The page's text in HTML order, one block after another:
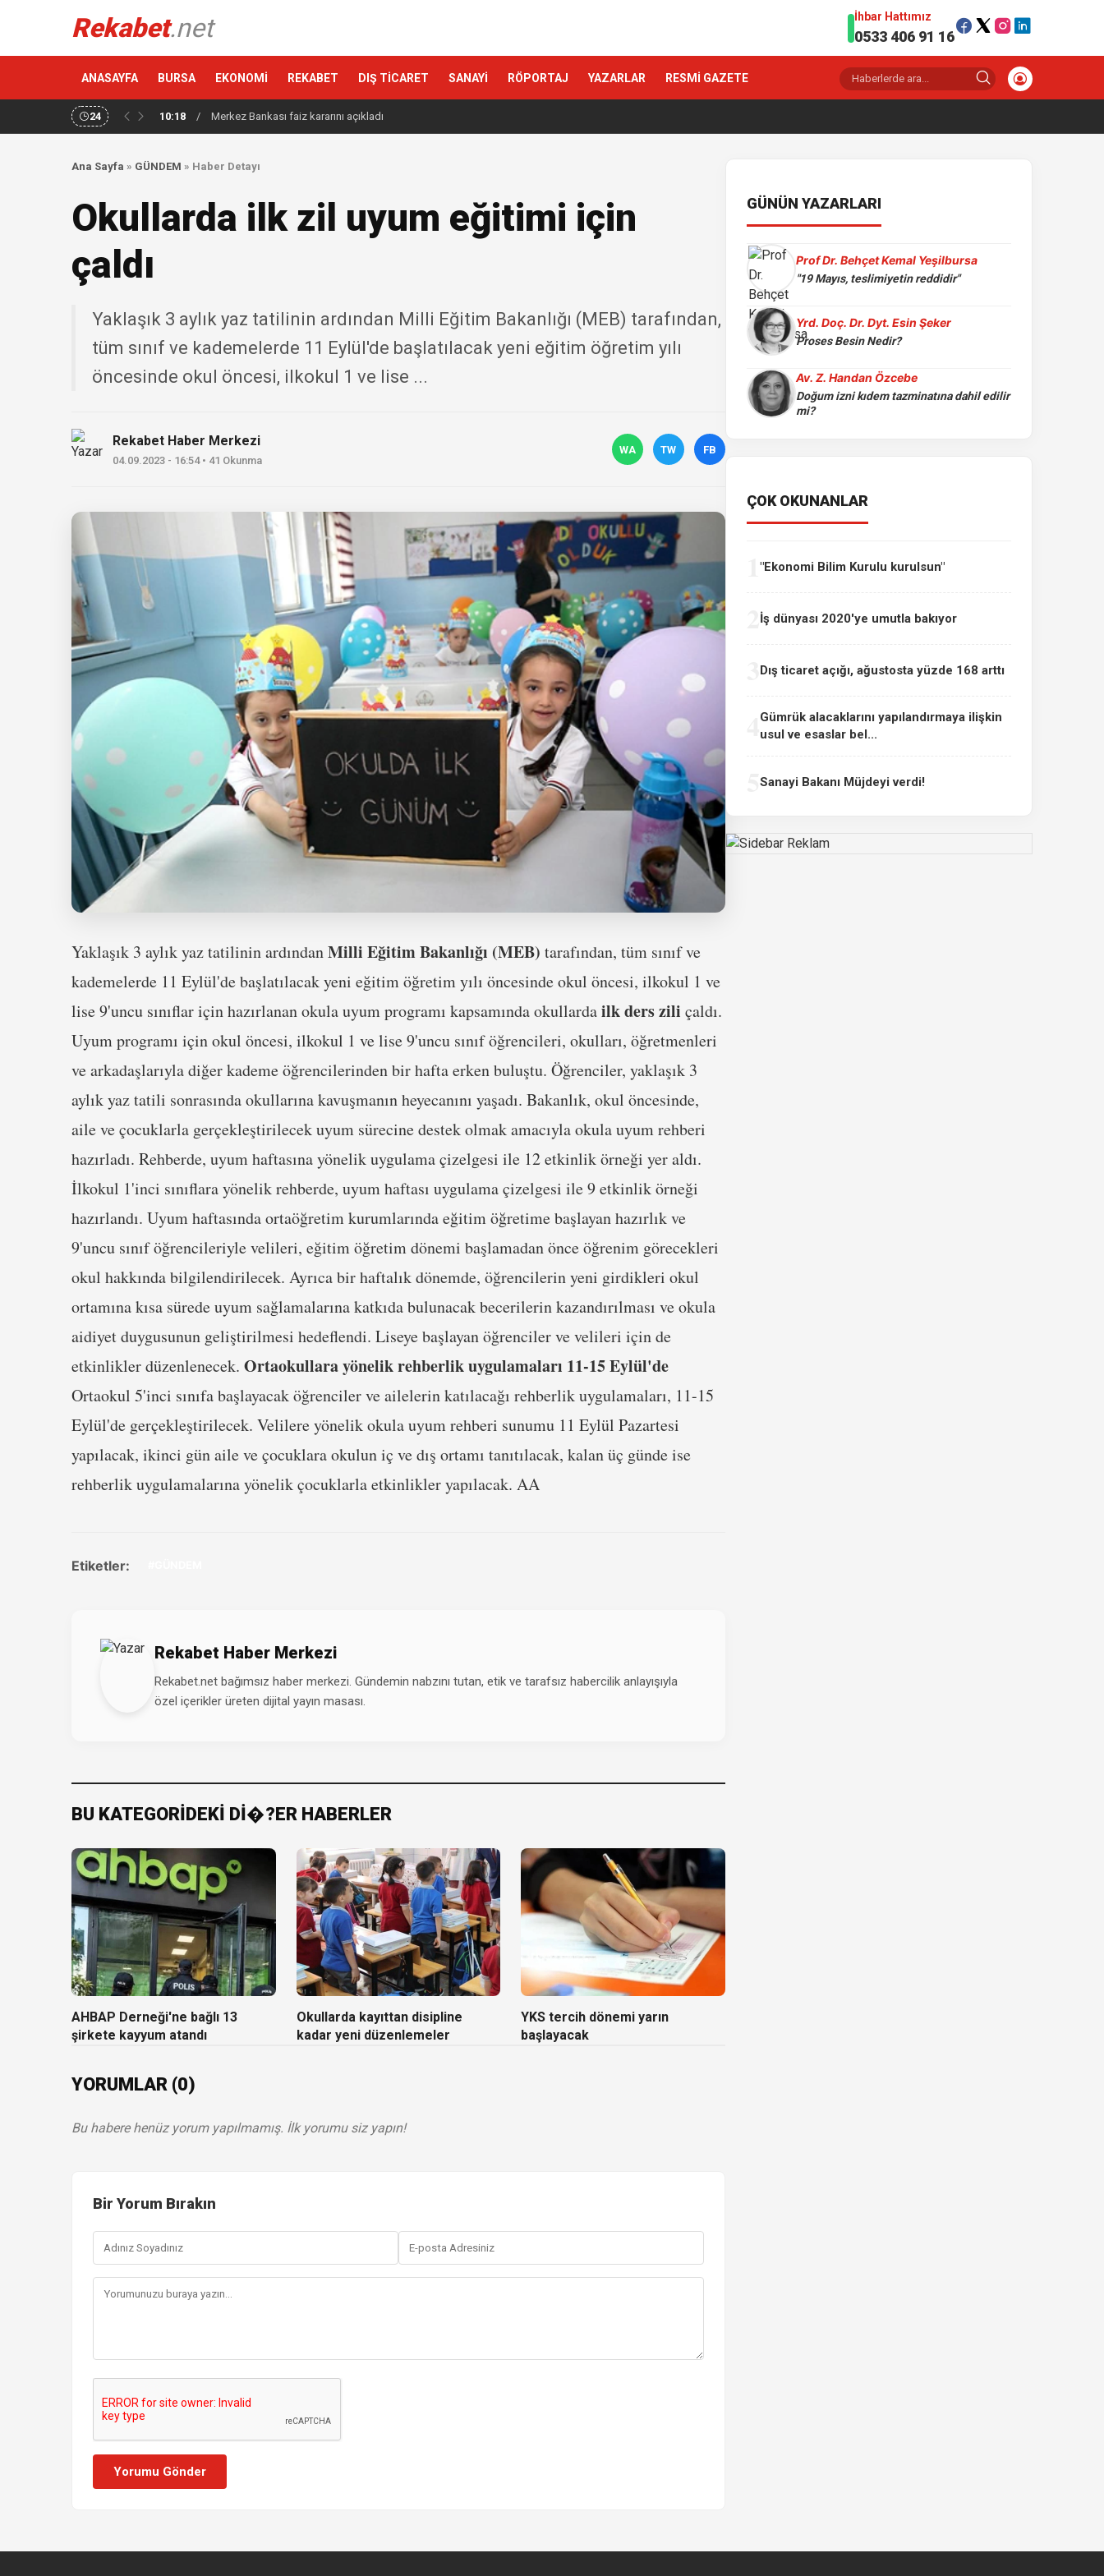
Rekabet.net İhbar Hattımız
0533 406 91 16
ANASAYFA BURSA EKONOMİ REKABET DIŞ TİCARET SANAYİ RÖPORTAJ YAZARLAR RESMİ GAZETE
24 10:18 / Merkez Bankası faiz kararını açıkladı
Ana Sayfa » GÜNDEM » Haber Detayı
Okullarda ilk zil uyum eğitimi için
çaldı
Yaklaşık 3 aylık yaz tatilinin ardından Milli Eğitim Bakanlığı (MEB) tarafından,
tüm sınıf ve kademelerde 11 Eylül'de başlatılacak yeni eğitim öğretim yılı
öncesinde okul öncesi, ilkokul 1 ve lise ...
Rekabet Haber Merkezi
04.09.2023 - 16:54 • 41 Okunma
WA TW FB
Yaklaşık 3 aylık yaz tatilinin ardındanMilli Eğitim Bakanlığı (MEB) tarafından, tüm sınıf ve
kademelerde 11 Eylül'de başlatılacak yeni eğitim öğretim yılı öncesinde okul öncesi, ilkokul 1 ve
lise 9'uncu sınıflar için hazırlanan okula uyum programı kapsamında okullardailk ders zili çaldı.
Uyum programı için okul öncesi, ilkokul 1 ve lise 9'uncu sınıf öğrencileri, okulları, öğretmenleri
ve arkadaşlarıyla diğer kademe öğrencilerinden bir hafta erken buluştu. Öğrenciler, yaklaşık 3
aylık yaz tatili sonrasında okullarına kavuşmanın heyecanını yaşadı. Bakanlık, okul öncesinde,
aile ve çocuklarla gerçekleştirilecek uyum sürecine destek olmak amacıyla okula uyum rehberi
hazırladı. Rehberde, uyum haftasına yönelik uygulama çizelgesi ile 12 etkinlik örneği yer aldı.
İlkokul 1'inci sınıflara yönelik rehberde, uyum haftası uygulama çizelgesi ile 9 etkinlik örneği
hazırlandı. Uyum haftasında ortaöğretim kurumlarında eğitim öğretime başlayan hazırlık ve
9'uncu sınıf öğrencileriyle velileri, eğitim öğretim dönemi başlamadan önce öğrenim görecekleri
okul hakkında bilgilendirilecek. Ayrıca bir haftalık dönemde, öğrencilerin yeni girdikleri okul
ortamına kısa sürede uyum sağlamalarına katkıda bulunacak becerilerin kazandırılması ve okula
aidiyet duygusunun geliştirilmesi hedeflendi. Liseye başlayan öğrenciler ve velileri için de
etkinlikler düzenlenecek. Ortaokullara yönelik rehberlik uygulamaları 11-15 Eylül'de
Ortaokul 5'inci sınıfa başlayacak öğrenciler ve ailelerin katılacağı rehberlik uygulamaları, 11-15
Eylül'de gerçekleştirilecek. Velilere yönelik okula uyum rehberi sunumu 11 Eylül Pazartesi
yapılacak, ikinci gün aile ve çocuklara okulun iç ve dış ortamı tanıtılacak, kalan üç günde ise
rehberlik uygulamalarına yönelik çocuklarla etkinlikler yapılacak. AA
Etiketler:
Rekabet Haber Merkezi
Rekabet.net bağımsız haber merkezi. Gündemin nabzını tutan, etik ve tarafsız habercilik anlayışıyla
özel içerikler üreten dijital yayın masası.
BU KATEGORİDEKİ Dİ�?ER HABERLER
AHBAP Derneği'ne bağlı 13
şirkete kayyum atandı
Okullarda kayıttan disipline
kadar yeni düzenlemeler
YKS tercih dönemi yarın
başlayacak
YORUMLAR (0)
Bu habere henüz yorum yapılmamış. İlk yorumu siz yapın!
Bir Yorum Bırakın
Yorumu Gönder
GÜNÜN YAZARLARI
Prof Dr. Behçet Kemal Yeşilbursa
"19 Mayıs, teslimiyetin reddidir"
Yrd. Doç. Dr. Dyt. Esin Şeker
Proses Besin Nedir?
Av. Z. Handan Özcebe
Doğum izni kıdem tazminatına dahil edilir
mi?
ÇOK OKUNANLAR
"Ekonomi Bilim Kurulu kurulsun"
İş dünyası 2020'ye umutla bakıyor
Dış ticaret açığı, ağustosta yüzde 168 arttı
Gümrük alacaklarını yapılandırmaya ilişkin
usul ve esaslar bel...
Sanayi Bakanı Müjdeyi verdi!